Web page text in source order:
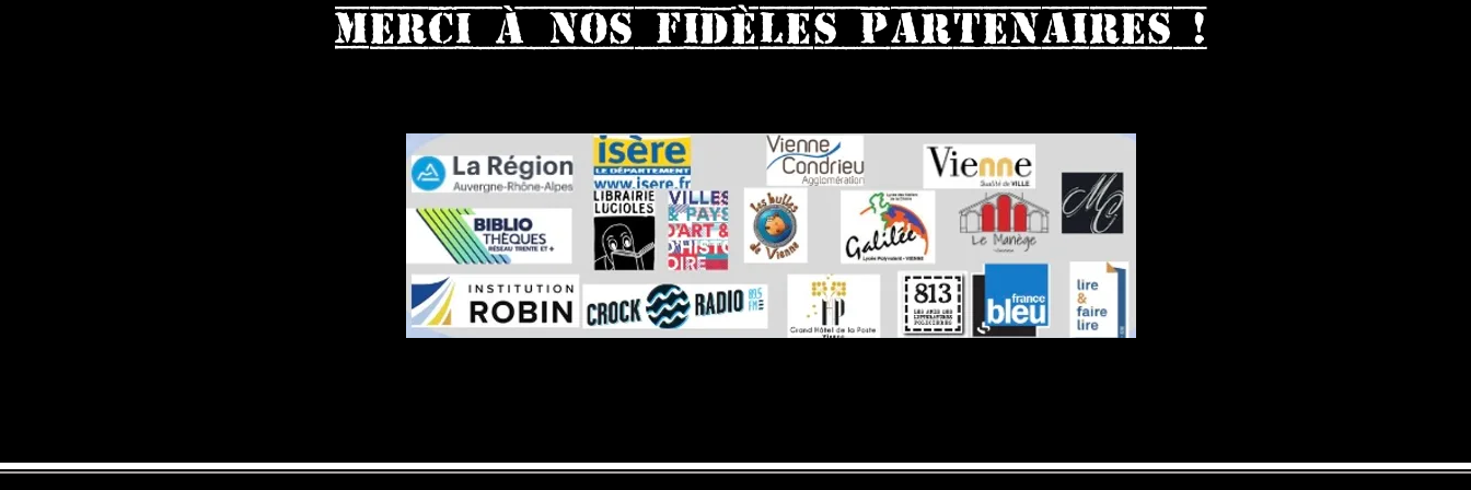
Merci à nos fidèles partenaires !